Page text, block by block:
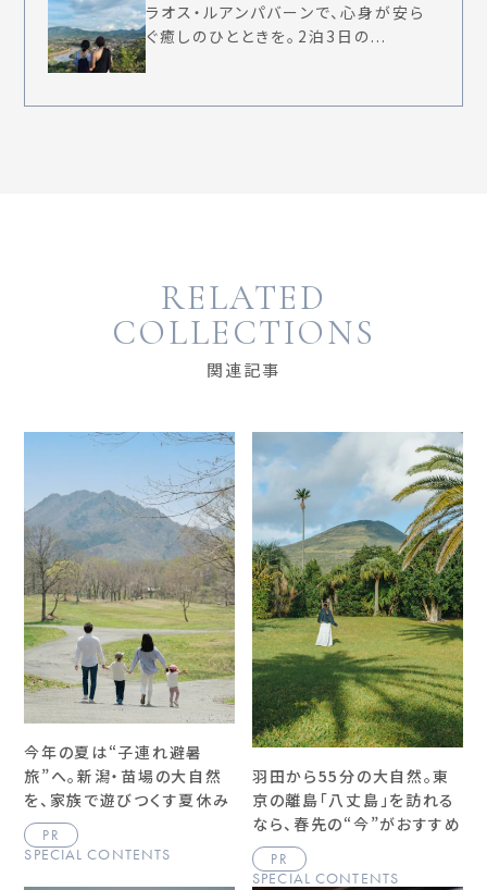
ラオス・ルアンパバーンで、心身が安ら
ぐ癒しのひとときを。2泊3日の...
RELATED
COLLECTIONS
関連記事
今年の夏は“子連れ避暑
旅”へ。新潟・苗場の大自然
を、家族で遊びつくす夏休み
PR
SPECIAL CONTENTS
羽田から55分の大自然。東
京の離島「八丈島」を訪れる
なら、春先の“今”がおすすめ
PR
SPECIAL CONTENTS